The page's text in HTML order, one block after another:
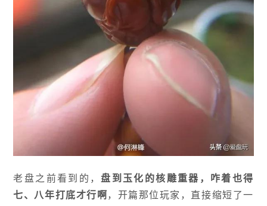
老盘之前看到的，盘到玉化的核雕重器，咋着也得
七、八年打底才行啊 ，开篇那位玩家，直接缩短了一